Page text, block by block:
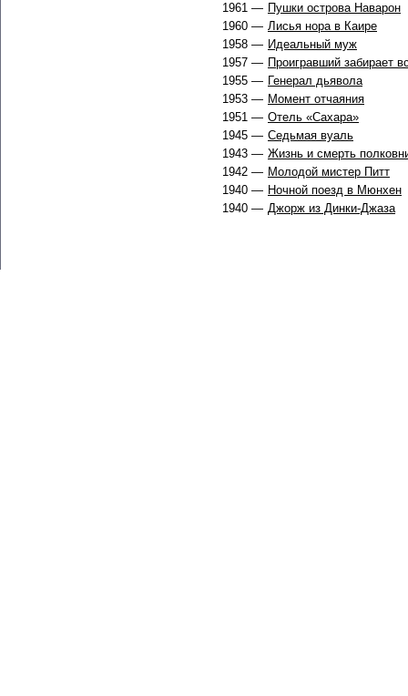
1961 — Пушки острова Наварон
1960 — Лисья нора в Каире
1958 — Идеальный муж
1957 — Проигравший забирает
1955 — Генерал дьявола
1953 — Момент отчаяния
1951 — Отель «Сахара»
1945 — Седьмая вуаль
1943 — Жизнь и смерть
1942 — Молодой мистер Питт
1940 — Ночной поезд в Мюнхен
1940 — Джорж из Динки-Джаза